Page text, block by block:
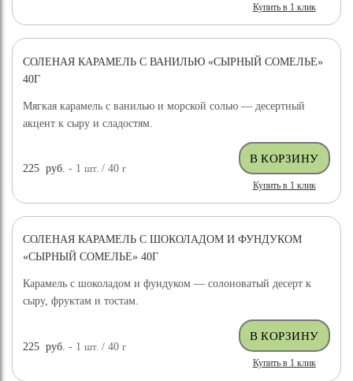
Купить в 1 клик
СОЛЕНАЯ КАРАМЕЛЬ С ВАНИЛЬЮ «СЫРНЫЙ СОМЕЛЬЕ»
40Г
Мягкая карамель с ванилью и морской солью — десертный
акцент к сыру и сладостям.
225 руб. - 1шт. / 40г
Купить в 1 клик
СОЛЕНАЯ КАРАМЕЛЬ С ШОКОЛАДОМ И ФУНДУКОМ
«СЫРНЫЙ СОМЕЛЬЕ» 40Г
Карамель с шоколадом и фундуком — солоноватый десерт к
сыру, фруктам и тостам.
225 руб. - 1шт. / 40г
Купить в 1 клик